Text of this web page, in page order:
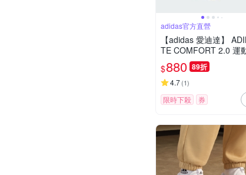
adidas官方直營
【adidas 愛迪達】
TE COMFORT 2.0 運
鞋 涼拖鞋 女鞋 JP9123
$880 89折
4.7(1)
限時下殺 券